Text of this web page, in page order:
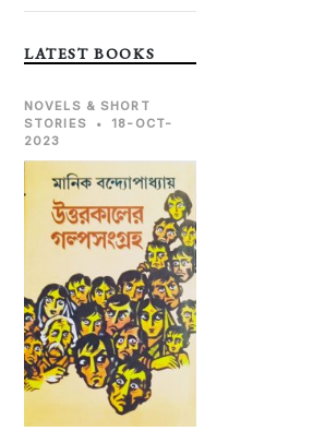
LATEST BOOKS
NOVELS & SHORT
STORIES
•
18-OCT-
2023